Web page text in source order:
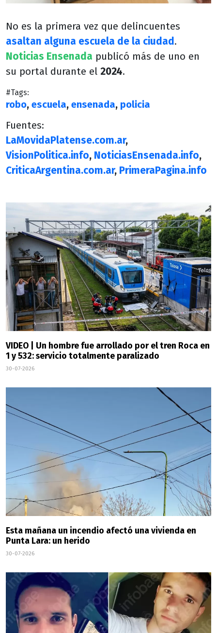
No es la primera vez que delincuentes
asaltan alguna escuela de la ciudad .
Noticias Ensenada publicó más de uno en
su portal durante el 2024.
#Tags:
robo, escuela, ensenada, policia
Fuentes:
LaMovidaPlatense.com.ar,
VisionPolitica.info, NoticiasEnsenada.info,
CriticaArgentina.com.ar, PrimeraPagina.info
VIDEO | Un hombre fue arrollado por el tren Roca en
1 y 532: servicio totalmente paralizado
30-07-2026
Esta mañana un incendio afectó una vivienda en
Punta Lara: un herido
30-07-2026